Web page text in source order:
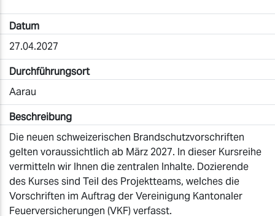
Datum
27.04.2027
Durchführungsort
Aarau
Beschreibung
Die neuen schweizerischen Brandschutzvorschriften
gelten voraussichtlich ab März 2027. In dieser Kursreihe
vermitteln wir Ihnen die zentralen Inhalte. Dozierende
des Kurses sind Teil des Projektteams, welches die
Vorschriften im Auftrag der Vereinigung Kantonaler
Feuerversicherungen (VKF) verfasst.